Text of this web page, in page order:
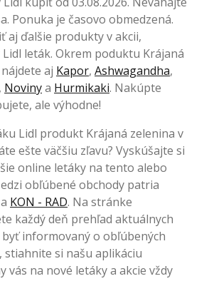
Ponuka je časovo obmedzená.
aj ďalšie produkty v akcii,
leták. Okrem poduktu Krájaná
aj Kapor, Ashwagandha,
, Novinya Hurmikaki. Nakúpte
ale výhodne!
Lidl produkt Krájaná zelenina v
ešte väčšiu zľavu? Vyskúšajte si
online letáky na tento alebo
obľúbené obchody patria
a KON - RAD. Na stránke
každý deň prehľad aktuálnych
byť informovaný o obľúbených
stiahnite si našu aplikáciu
vás na nové letáky a akcie vždy